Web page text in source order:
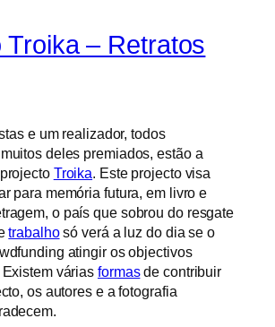
Troika – Retratos
e um realizador, todos
deles premiados, estão a
Troika. Este projecto visa
para memória futura, em livro e
o país que sobrou do resgate
trabalhosó verá a luz do dia se o
atingir os objectivos
várias formasde contribuir
os autores e a fotografia